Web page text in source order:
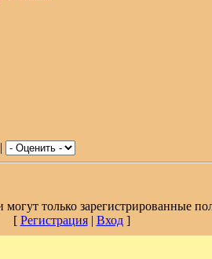
только зарегистрированные
[ Регистрация| Вход]